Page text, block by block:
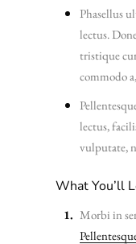
Phasellus
lectus.
tristique
commodo
lectus,
vulputate,
What You’ll
Morbi in